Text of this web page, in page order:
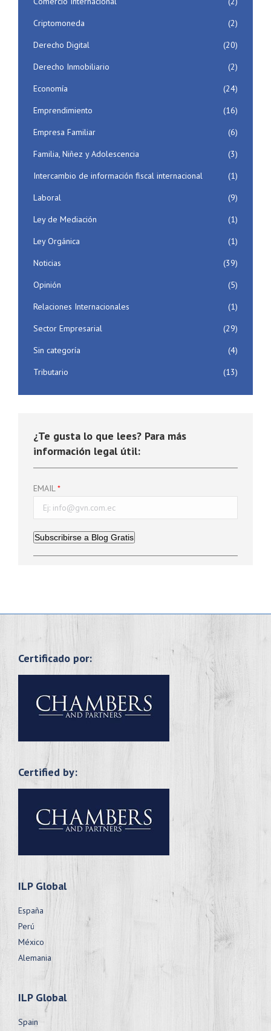
Criptomoneda
(2)
Derecho Digital
(20)
Derecho Inmobiliario
(2)
Economía
(24)
Emprendimiento
(16)
Empresa Familiar
(6)
Familia, Niñez y Adolescencia
(3)
Intercambio de información fiscal internacional
(1)
Laboral
(9)
Ley de Mediación
(1)
Ley Orgánica
(1)
Noticias
(39)
Opinión
(5)
Relaciones Internacionales
(1)
Sector Empresarial
(29)
Sin categoría
(4)
Tributario
(13)
¿Te gusta lo que lees? Para más
información legal útil:
EMAIL
Subscribirse a Blog Gratis
Certificado por:
Certified by:
ILP Global
España
Perú
México
Alemania
ILP Global
Spain